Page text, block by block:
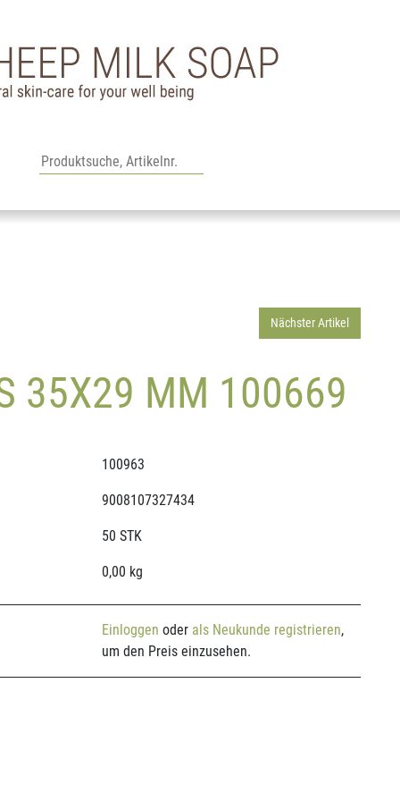
Nächster Artikel
35X29 MM 100669
100963
9008107327434
50 STK
0,00 kg
Einloggen oder als Neukunde registrieren,
um den Preis einzusehen.